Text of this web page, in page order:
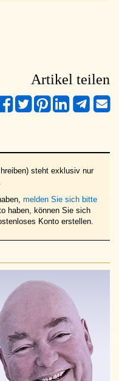
Artikel teilen
steht exklusiv nur
melden Sie sich bitte
haben, können Sie sich
Konto erstellen.